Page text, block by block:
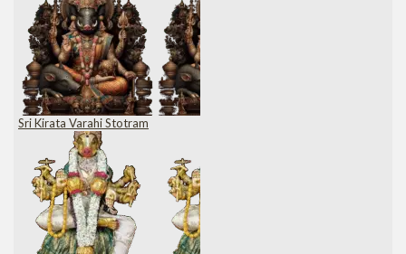
Sri Kirata Varahi Stotram